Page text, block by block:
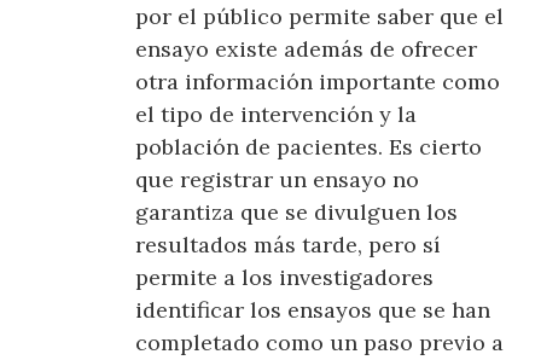
por el público permite saber que el
ensayo existe además de ofrecer
otra información importante como
el tipo de intervención y la
población de pacientes. Es cierto
que registrar un ensayo no
garantiza que se divulguen los
resultados más tarde, pero sí
permite a los investigadores
identificar los ensayos que se han
completado como un paso previo a